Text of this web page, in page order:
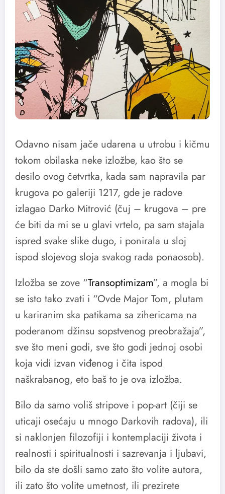
Odavno nisam jače udarena u utrobu i kičmu
tokom obilaska neke izložbe, kao što se
desilo ovog četvrtka, kada sam napravila par
krugova po galeriji 1217, gde je radove
izlagao Darko Mitrović (čuj – krugova – pre
će biti da mi se u glavi vrtelo, pa sam stajala
ispred svake slike dugo, i ponirala u sloj
ispod slojevog sloja svakog rada ponaosob).
Izložba se zove “Transoptimizam”, a mogla bi
se isto tako zvati i “Ovde Major Tom, plutam
u kariranim ska patikama sa zihericama na
poderanom džinsu sopstvenog preobražaja”,
sve što meni godi, sve što godi jednoj osobi
koja vidi izvan viđenog i čita ispod
naškrabanog, eto baš to je ova izložba.
Bilo da samo voliš stripove i pop-art (čiji se
uticaji osećaju u mnogo Darkovih radova), ili
si naklonjen filozofiji i kontemplaciji života i
realnosti i spiritualnosti i sazrevanja i ljubavi,
bilo da ste došli samo zato što volite autora,
ili zato što volite umetnost, ili prezirete